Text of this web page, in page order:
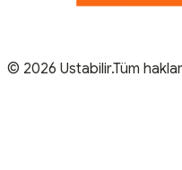
© 2026 Ustabilir.Tüm